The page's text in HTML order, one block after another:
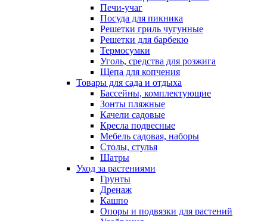
Печи-учаг
Посуда для пикника
Решетки гриль чугунные
Решетки для барбекю
Термосумки
Уголь, средства для розжига
Щепа для копчения
Товары для сада и отдыха
Бассейны, комплектующие
Зонты пляжные
Качели садовые
Кресла подвесные
Мебель садовая, наборы
Столы, стулья
Шатры
Уход за растениями
Грунты
Дренаж
Кашпо
Опоры и подвязки для растений